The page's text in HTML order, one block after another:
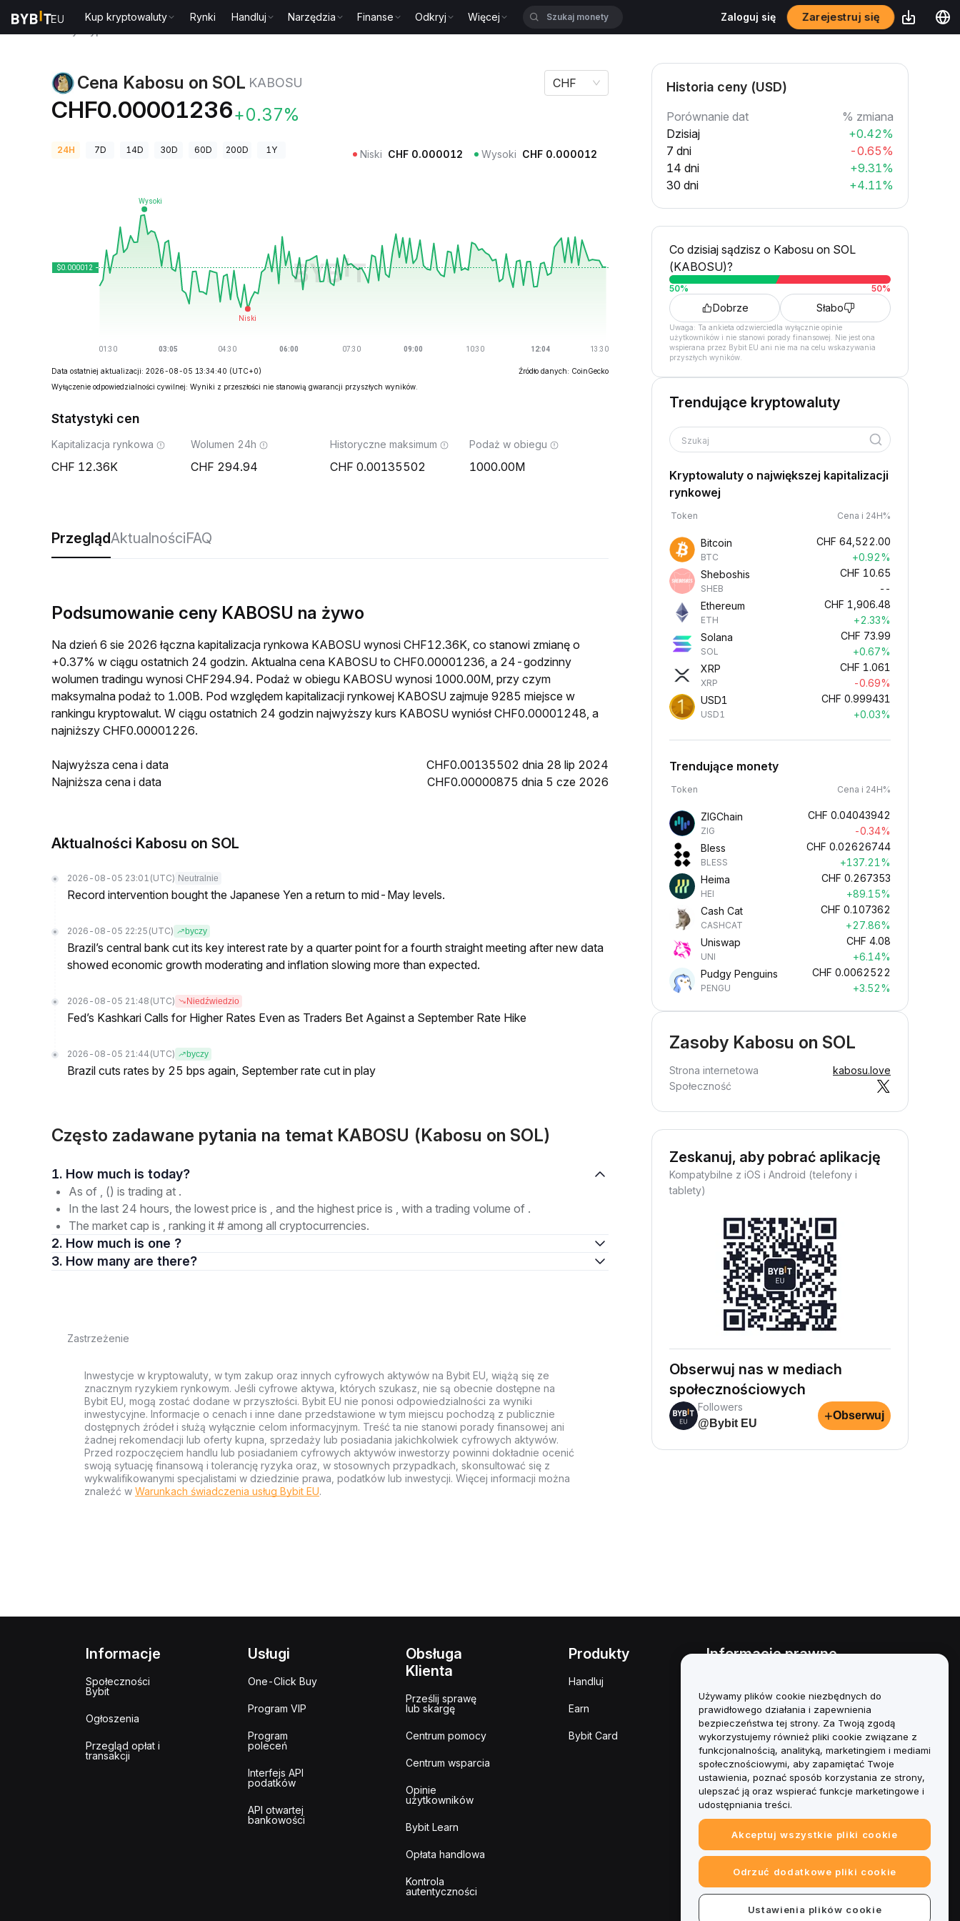
Kup kryptowaluty Rynki Handluj Narzędzia Finanse Odkryj Więcej Zaloguj się Zarejestruj się
Cena Kabosu on SOL KABOSU
CHF0.00001236+0.37%
CHF
24H 7D 14D 30D 60D 200D 1Y Niski CHF 0.000012 Wysoki CHF 0.000012
Data ostatniej aktualizacji: 2026-08-05 13:34:40 (UTC+0)
Źródło danych: CoinGecko
Wyłączenie odpowiedzialności cywilnej: Wyniki z przeszłości nie stanowią gwarancji przyszłych wyników.
Statystyki cen
Kapitalizacja rynkowa
12.36K
Wolumen 24h
294.94
Historyczne maksimum
0.00135502
Podaż w obiegu
1000.00M
PrzeglądAktualnościFAQ
Podsumowanie ceny KABOSU na żywo
Na dzień 6 sie 2026 łączna kapitalizacja rynkowa KABOSU wynosi CHF12.36K, co stanowi zmianę o
+0.37% w ciągu ostatnich 24 godzin. Aktualna cena KABOSU to CHF0.00001236, a 24-godzinny
wolumen tradingu wynosi CHF294.94. Podaż w obiegu KABOSU wynosi 1000.00M, przy czym
maksymalna podaż to 1.00B. Pod względem kapitalizacji rynkowej KABOSU zajmuje 9285 miejsce w
rankingu kryptowalut. W ciągu ostatnich 24 godzin najwyższy kurs KABOSU wyniósł CHF0.00001248, a
najniższy CHF0.00001226.
Najwyższa cena i data
CHF0.00135502 dnia 28 lip 2024
Najniższa cena i data
CHF0.00000875 dnia 5 cze 2026
Aktualności Kabosu on SOL
2026-08-05 23:01 (UTC) Neutralnie
Record intervention bought the Japanese Yen a return to mid-May levels.
2026-08-05 22:25 (UTC) byczy
Brazil’s central bank cut its key interest rate by a quarter point for a fourth straight meeting after new data
showed economic growth moderating and inflation slowing more than expected.
2026-08-05 21:48 (UTC) Niedźwiedzio
Fed’s Kashkari Calls for Higher Rates Even as Traders Bet Against a September Rate Hike
2026-08-05 21:44 (UTC) byczy
Brazil cuts rates by 25 bps again, September rate cut in play
Często zadawane pytania na temat KABOSU (Kabosu on SOL)
1. How much is today?
As of , () is trading at .
In the last 24 hours, the lowest price is , and the highest price is , with a trading volume of .
The market cap is , ranking it # among all cryptocurrencies.
2. How much is one ?
3. How many are there?
Zastrzeżenie
Inwestycje w kryptowaluty, w tym zakup oraz innych cyfrowych aktywów na Bybit EU, wiążą się ze
znacznym ryzykiem rynkowym. Jeśli cyfrowe aktywa, których szukasz, nie są obecnie dostępne na
Bybit EU, mogą zostać dodane w przyszłości. Bybit EU nie ponosi odpowiedzialności za wyniki
inwestycyjne. Informacje o cenach i inne dane przedstawione w tym miejscu pochodzą z publicznie
dostępnych źródeł i służą wyłącznie celom informacyjnym. Treść ta nie stanowi porady finansowej ani
żadnej rekomendacji lub oferty kupna, sprzedaży lub posiadania jakichkolwiek cyfrowych aktywów.
Przed rozpoczęciem handlu lub posiadaniem cyfrowych aktywów inwestorzy powinni dokładnie ocenić
swoją sytuację finansową i tolerancję ryzyka oraz, w stosownych przypadkach, skonsultować się z
wykwalifikowanymi specjalistami w dziedzinie prawa, podatków lub inwestycji. Więcej informacji można
znaleźć w Warunkach świadczenia usług Bybit EU.
Historia ceny (USD)
Porównanie dat
% zmiana
Dzisiaj
+0.42%
7 dni
-0.65%
14 dni
+9.31%
30 dni
+4.11%
Co dzisiaj sądzisz o Kabosu on SOL
(KABOSU)?
50% 50%
Dobrze Słabo
Uwaga: Ta ankieta odzwierciedla wyłącznie opinie
użytkowników i nie stanowi porady finansowej. Nie jest ona
wspierana przez Bybit EU ani nie ma na celu wskazywania
przyszłych wyników.
Trendujące kryptowaluty
Szukaj
Kryptowaluty o największej kapitalizacji
rynkowej
Token Cena i 24H%
Bitcoin
BTC
CHF 64,522.00
+0.92%
Sheboshis
SHEB
CHF 10.65
--
Ethereum
ETH
CHF 1,906.48
+2.33%
Solana
SOL
CHF 73.99
+0.67%
XRP
XRP
CHF 1.061
-0.69%
USD1
USD1
CHF 0.999431
+0.03%
Trendujące monety
Token Cena i 24H%
ZIGChain
ZIG
CHF 0.04043942
-0.34%
Bless
BLESS
CHF 0.02626744
+137.21%
Heima
HEI
CHF 0.267353
+89.15%
Cash Cat
CASHCAT
CHF 0.107362
+27.86%
Uniswap
UNI
CHF 4.08
+6.14%
Pudgy Penguins
PENGU
CHF 0.0062522
+3.52%
Zasoby Kabosu on SOL
Strona internetowa
kabosu.love
Społeczność
Zeskanuj, aby pobrać aplikację
Kompatybilne z iOS i Android (telefony i
tablety)
Obserwuj nas w mediach
społecznościowych
Followers
@Bybit EU
+Obserwuj
Informacje
Społeczności
Bybit
Ogłoszenia
Przegląd opłat i
transakcji
Usługi
One-Click Buy
Program VIP
Program
poleceń
Interfejs API
podatków
API otwartej
bankowości
Obsługa
Klienta
Prześlij sprawę
lub skargę
Centrum pomocy
Centrum wsparcia
Opinie
użytkowników
Bybit Learn
Opłata handlowa
Kontrola
autentyczności
Produkty
Handluj
Earn
Bybit Card
Informacje prawne
interesów
Podsumowanie polityki
powiernictwa i zarządzania
Informacje ESG
Biuletyny informacyjne
kryptoaktywów
Używamy plików cookie niezbędnych do
prawidłowego działania i zapewnienia
bezpieczeństwa tej strony. Za Twoją zgodą
wykorzystujemy również pliki cookie związane z
funkcjonalnością, analityką, marketingiem i mediami
społecznościowymi, aby zapamiętać Twoje
ustawienia, poznać sposób korzystania ze strony,
ulepszać ją oraz wspierać funkcje marketingowe i
udostępniania treści.
Akceptuj wszystkie pliki cookie
Odrzuć dodatkowe pliki cookie
Ustawienia plików cookie